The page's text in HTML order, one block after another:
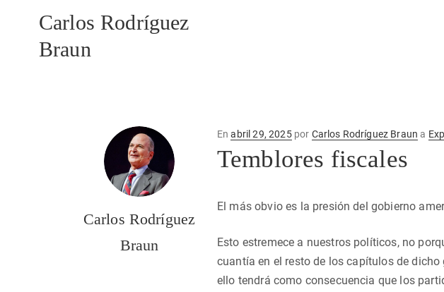
Carlos Rodríguez
Braun
Carlos Rodríguez
Braun
EnPublicado
en
abril 29, 2025por Carlos Rodríguez Braun a
Temblores fiscales
El más obvio es la presión del gobierno
Esto estremece a nuestros políticos, no
cuantía en el resto de los capítulos de
ello tendrá como consecuencia que los